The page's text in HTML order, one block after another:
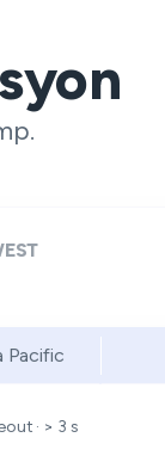
Pacific
· > 3 s